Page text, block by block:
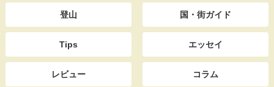
登山 国・街ガイド
Tips エッセイ
レビュー コラム